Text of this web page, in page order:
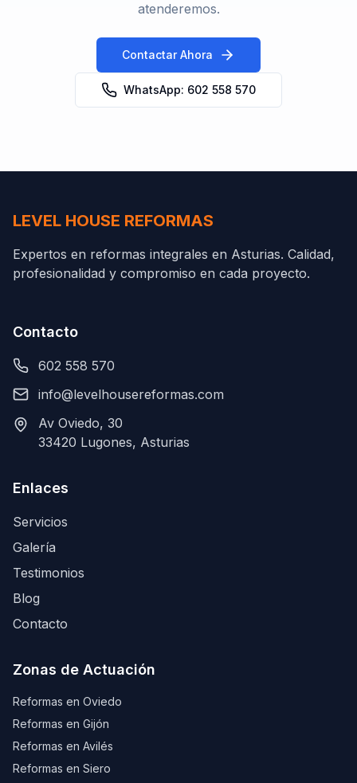
atenderemos.
Contactar Ahora
WhatsApp: 602 558 570
LEVEL HOUSE REFORMAS
Expertos en reformas integrales en Asturias. Calidad,
profesionalidad y compromiso en cada proyecto.
Contacto
602 558 570
info@levelhousereformas.com
Av Oviedo, 30
33420 Lugones, Asturias
Enlaces
Servicios
Galería
Testimonios
Blog
Contacto
Zonas de Actuación
Reformas en Oviedo
Reformas en Gijón
Reformas en Avilés
Reformas en Siero